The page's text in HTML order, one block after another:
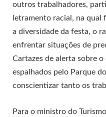
outros trabalhadores,
letramento racial, na qual
a diversidade da festa, o
enfrentar situações de
Cartazes de alerta sobre
espalhados pelo Parque
conscientizar tanto os
Para o ministro do